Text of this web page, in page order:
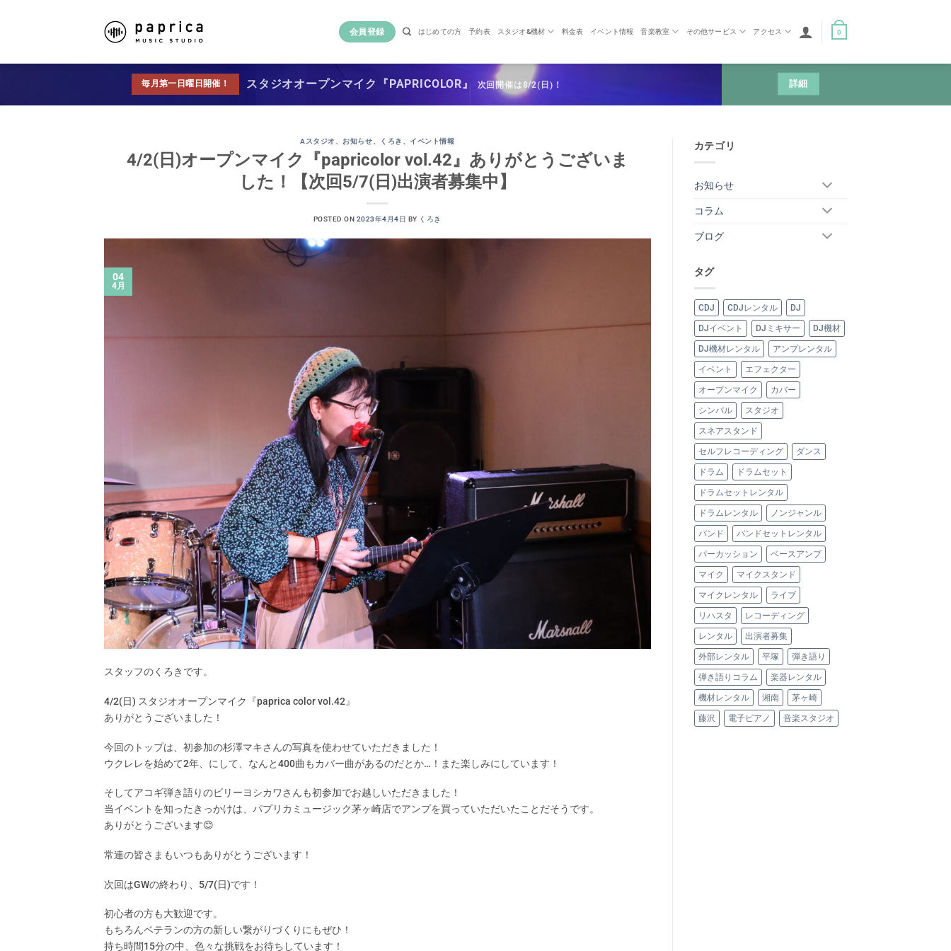
会員登録 はじめての方 予約表 スタジオ&機材 料金表 イベント情報 音楽教室 その他サービス アクセス 0
毎月第一日曜日開催！ スタジオオープンマイク『PAPRICOLOR』 次回開催は8/2(日)！ 詳細
Aスタジオ お知らせ くろき イベント情報
4/2(日)オープンマイク『papricolor vol.42』ありがとうございま
した！【次回5/7(日)出演者募集中】
POSTED ON 2023年4月4日 BY くろき
04
4月
スタッフのくろきです。
4/2(日) スタジオオープンマイク『paprica color vol.42』
ありがとうございました！
今回のトップは、初参加の杉澤マキさんの写真を使わせていただきました！
ウクレレを始めて2年、にして、なんと400曲もカバー曲があるのだとか…！また楽しみにしています！
そしてアコギ弾き語りのビリーヨシカワさんも初参加でお越しいただきました！
当イベントを知ったきっかけは、パプリカミュージック茅ヶ崎店でアンプを買っていただいたことだそうです。
ありがとうございます😊
常連の皆さまもいつもありがとうございます！
次回はGWの終わり、5/7(日)です！
初心者の方も大歓迎です。
もちろんベテランの方の新しい繋がりづくりにもぜひ！
持ち時間15分の中、色々な挑戦をお待ちしています！
カテゴリ
お知らせ
コラム
ブログ
タグ
CDJ CDJレンタル DJ
DJイベント DJミキサー DJ機材
DJ機材レンタル アンプレンタル
イベント エフェクター
オープンマイク カバー
シンバル スタジオ
スネアスタンド
セルフレコーディング ダンス
ドラム ドラムセット
ドラムセットレンタル
ドラムレンタル ノンジャンル
バンド バンドセットレンタル
パーカッション ベースアンプ
マイク マイクスタンド
マイクレンタル ライブ
リハスタ レコーディング
レンタル 出演者募集
外部レンタル 平塚 弾き語り
弾き語りコラム 楽器レンタル
機材レンタル 湘南 茅ヶ崎
藤沢 電子ピアノ 音楽スタジオ